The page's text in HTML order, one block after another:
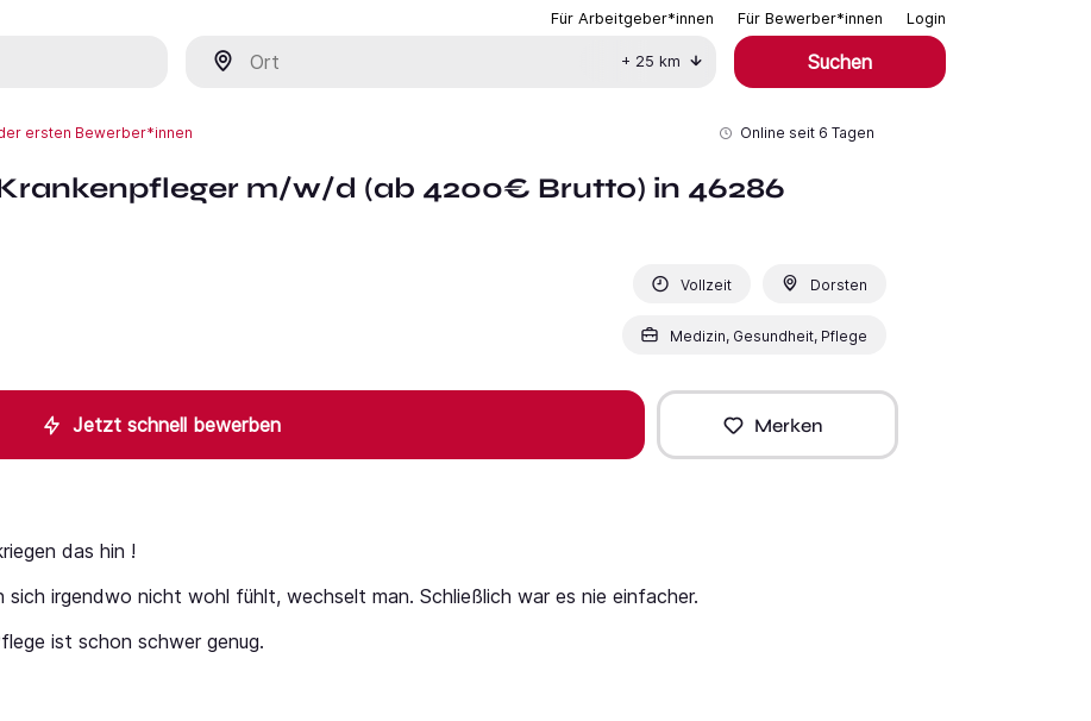
Für Arbeitgeber*innen Für Bewerber*innen Login
+ 25 km Suchen
ersten Bewerber*innen Online seit 6 Tagen
m/w/d (ab 4200€ Brutto) in 46286
Vollzeit Dorsten
Medizin, Gesundheit, Pflege
Jetzt schnell bewerben Merken
das hin !
sich irgendwo nicht wohl fühlt, wechselt man. Schließlich war es nie einfacher.
ist schon schwer genug.